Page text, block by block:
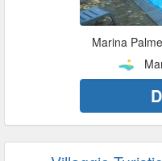
Marina